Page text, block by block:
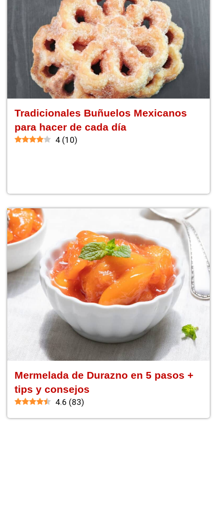
Tradicionales Buñuelos Mexicanos
para hacer de cada día
4 (10)
Mermelada de Durazno en 5 pasos +
tips y consejos
4.6 (83)